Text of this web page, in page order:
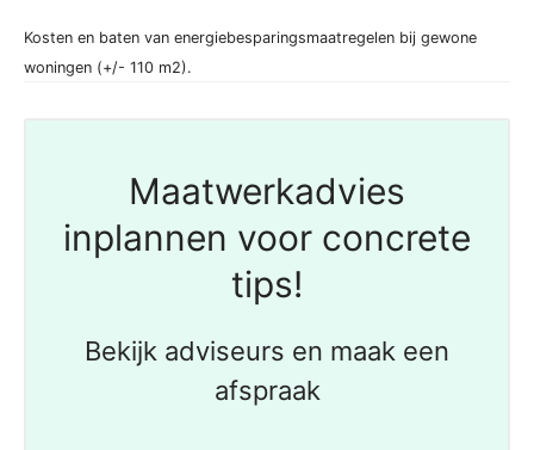
Kosten en baten van energiebesparingsmaatregelen bij gewone
woningen (+/- 110 m2).
Maatwerkadvies
inplannen voor concrete
tips!
Bekijk adviseurs en maak een
afspraak